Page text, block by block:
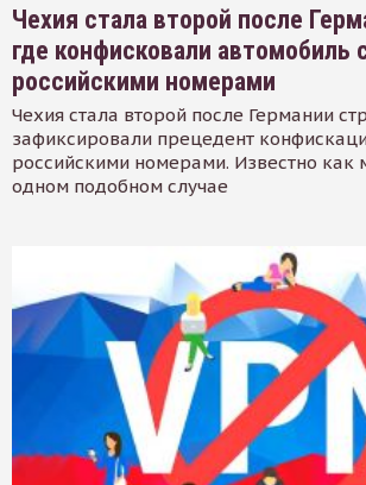
Чехия стала второй после
где конфисковали автомобиль
российскими номерами
Чехия стала второй после Германии
зафиксировали прецедент
российскими номерами. Известно как
одном подобном случае